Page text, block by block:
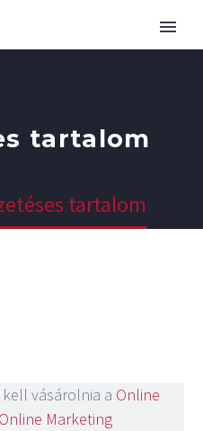
tartalom
tartalom
vásárolnia a Online
Online Marketing